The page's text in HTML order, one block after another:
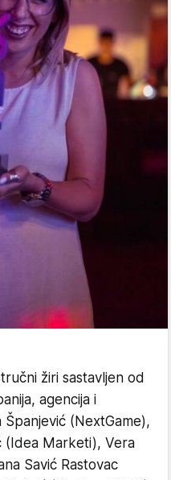
žiri sastavljen od
agencija i
(NextGame),
(Idea Marketi), Vera
Savić Rastovac